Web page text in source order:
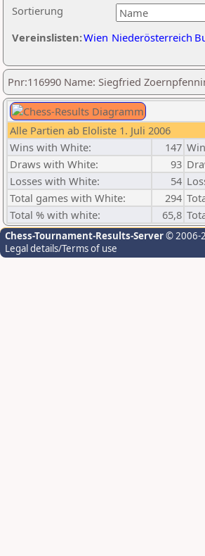
Sortierung
Vereinslisten:Wien Niederösterreich
Pnr:116990 Name: Siegfried
Alle Partien ab Eloliste 1. Juli 2006
Wins with White:
147
Draws with White:
93
Losses with White:
54
Total games with White:
294
Total % with white:
65,8
Chess-Tournament-Results-Server© 2006-
Legal details/Terms of use